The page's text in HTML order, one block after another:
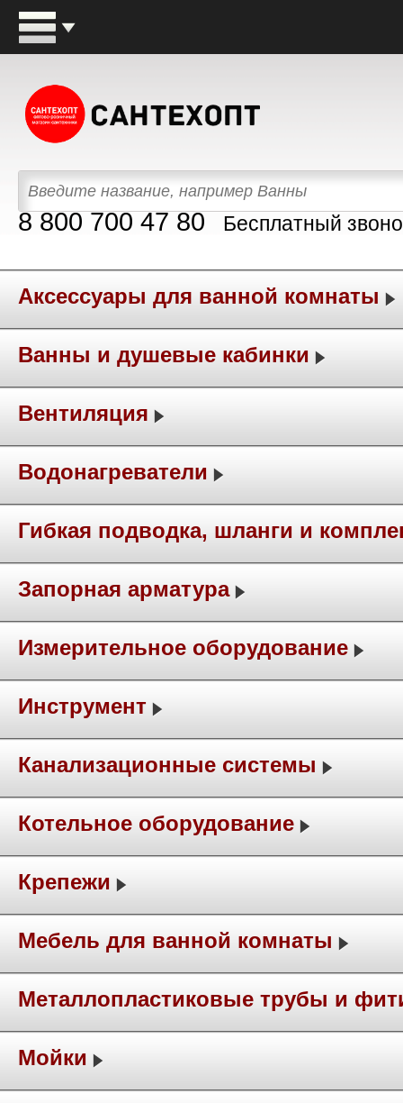
8 800 700 47 80 Бесплатный
Аксессуары для ванной комнаты
Ванны и душевые кабинки
Вентиляция
Водонагреватели
Гибкая подводка, шланги и
Запорная арматура
Измерительное оборудование
Инструмент
Канализационные системы
Котельное оборудование
Крепежи
Мебель для ванной комнаты
Металлопластиковые трубы и
Мойки